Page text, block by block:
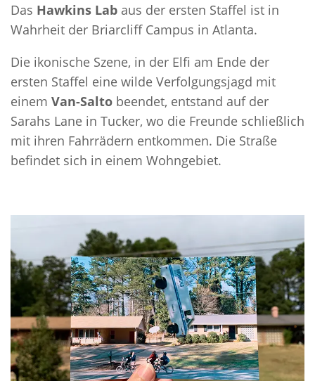
Das Hawkins Lab aus der ersten Staffel ist in
Wahrheit der Briarcliff Campus in Atlanta.
Die ikonische Szene, in der Elfi am Ende der
ersten Staffel eine wilde Verfolgungsjagd mit
einem Van-Salto beendet, entstand auf der
Sarahs Lane in Tucker, wo die Freunde schließlich
mit ihren Fahrrädern entkommen. Die Straße
befindet sich in einem Wohngebiet.